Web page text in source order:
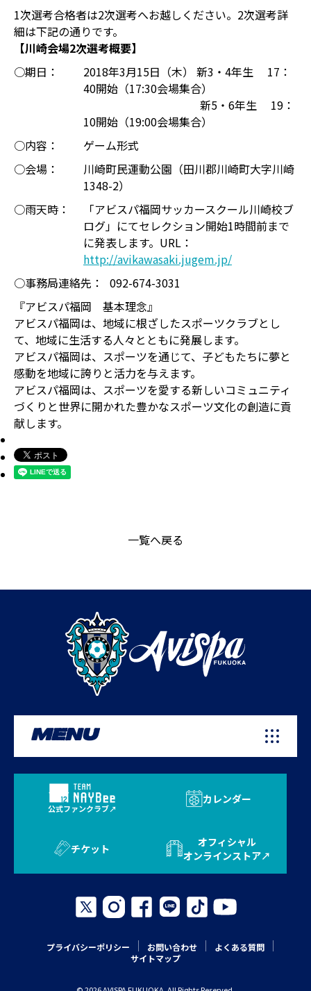
1次選考合格者は2次選考へお越しください。2次選考詳
細は下記の通りです。
【川崎会場2次選考概要】
○期日：
2018年3月15日（木） 新3・4年生 17：
40開始（17:30会場集合）
新5・6年生 19：
10開始（19:00会場集合）
○内容：
ゲーム形式
○会場：
川崎町民運動公園（田川郡川崎町大字川崎
1348-2）
○雨天時：
「アビスパ福岡サッカースクール川崎校ブ
ログ」にてセレクション開始1時間前まで
に発表します。URL：
http://avikawasaki.jugem.jp/
○事務局連絡先：
092-674-3031
『アビスパ福岡 基本理念』
アビスパ福岡は、地域に根ざしたスポーツクラブとし
て、地域に生活する人々とともに発展します。
アビスパ福岡は、スポーツを通じて、子どもたちに夢と
感動を地域に誇りと活力を与えます。
アビスパ福岡は、スポーツを愛する新しいコミュニティ
づくりと世界に開かれた豊かなスポーツ文化の創造に貢
献します。
一覧へ戻る
MENU
公式ファンクラブ
カレンダー
チケット
オフィシャル
オンラインストア
プライバシーポリシー お問い合わせ
よくある質問
サイトマップ